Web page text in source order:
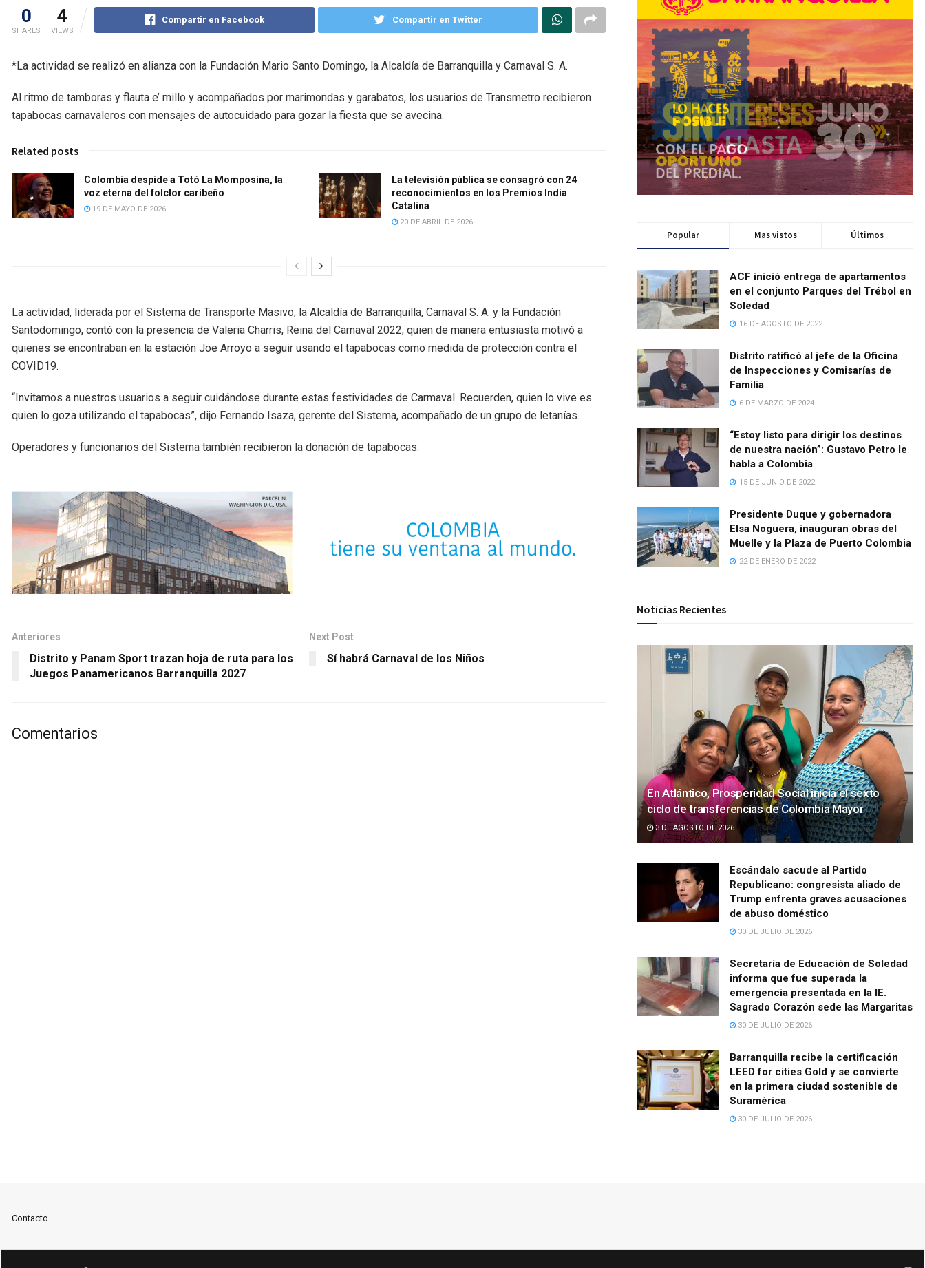
0
SHARES
4
VIEWS
Compartir en Facebook Compartir en Twitter
*La actividad se realizó en alianza con la Fundación Mario Santo Domingo, la Alcaldía de Barranquilla y Carnaval S. A.
Al ritmo de tamboras y flauta e’ millo y acompañados por marimondas y garabatos, los usuarios de Transmetro recibieron
tapabocas carnavaleros con mensajes de autocuidado para gozar la fiesta que se avecina.
Related posts
Colombia despide a Totó La Momposina, la
voz eterna del folclor caribeño
19 DE MAYO DE 2026
La televisión pública se consagró con 24
reconocimientos en los Premios India
Catalina
20 DE ABRIL DE 2026
La actividad, liderada por el Sistema de Transporte Masivo, la Alcaldía de Barranquilla, Carnaval S. A. y la Fundación
Santodomingo, contó con la presencia de Valeria Charris, Reina del Carnaval 2022, quien de manera entusiasta motivó a
quienes se encontraban en la estación Joe Arroyo a seguir usando el tapabocas como medida de protección contra el
COVID19.
“Invitamos a nuestros usuarios a seguir cuidándose durante estas festividades de Carmaval. Recuerden, quien lo vive es
quien lo goza utilizando el tapabocas”, dijo Fernando Isaza, gerente del Sistema, acompañado de un grupo de letanías.
Operadores y funcionarios del Sistema también recibieron la donación de tapabocas.
Anteriores
Distrito y Panam Sport trazan hoja de ruta para los
Juegos Panamericanos Barranquilla 2027
Next Post
Sí habrá Carnaval de los Niños
Comentarios
Popular Mas vistos Últimos
ACF inició entrega de apartamentos
en el conjunto Parques del Trébol en
Soledad
16 DE AGOSTO DE 2022
Distrito ratificó al jefe de la Oficina
de Inspecciones y Comisarías de
Familia
6 DE MARZO DE 2024
“Estoy listo para dirigir los destinos
de nuestra nación”: Gustavo Petro le
habla a Colombia
15 DE JUNIO DE 2022
Presidente Duque y gobernadora
Elsa Noguera, inauguran obras del
Muelle y la Plaza de Puerto Colombia
22 DE ENERO DE 2022
Noticias Recientes
En Atlántico, Prosperidad Social inicia el sexto
ciclo de transferencias de Colombia Mayor
3 DE AGOSTO DE 2026
Escándalo sacude al Partido
Republicano: congresista aliado de
Trump enfrenta graves acusaciones
de abuso doméstico
30 DE JULIO DE 2026
Secretaría de Educación de Soledad
informa que fue superada la
emergencia presentada en la IE.
Sagrado Corazón sede las Margaritas
30 DE JULIO DE 2026
Barranquilla recibe la certificación
LEED for cities Gold y se convierte
en la primera ciudad sostenible de
Suramérica
30 DE JULIO DE 2026
Contacto